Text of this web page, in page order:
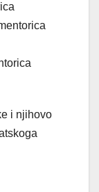
i njihovo